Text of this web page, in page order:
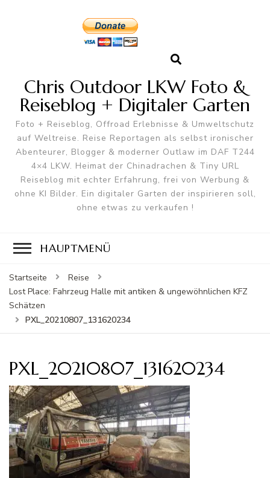
Chris Outdoor LKW Foto &
Reiseblog + Digitaler Garten
Foto + Reiseblog, Offroad Erlebnisse & Umweltschutz
auf Weltreise. Reise Reportagen als selbst ironischer
Abenteurer, Blogger & moderner Outlaw im DAF T244
4×4 LKW. Heimat der Chinadrachen & Tiny URL
Reiseblog mit echter Erfahrung, frei von Werbung &
ohne KI Bilder. Ein digitaler Garten der inspirieren soll,
ohne etwas zu verkaufen !
HAUPTMENÜ
Startseite
Reise
Lost Place: Fahrzeug Halle mit antiken & ungewöhnlichen KFZ
Schätzen
PXL_20210807_131620234
PXL_20210807_131620234